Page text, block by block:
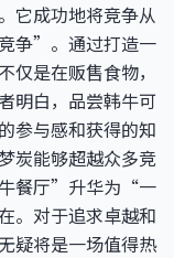
它成功地将竞争从
争”。通过打造一
仅是在贩售食物，
明白，品尝韩牛可
参与感和获得的知
炭能够超越众多竞
餐厅”升华为“一
。对于追求卓越和
疑将是一场值得热